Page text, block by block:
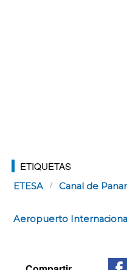
ETIQUETAS
ETESA Canal de
Aeropuerto